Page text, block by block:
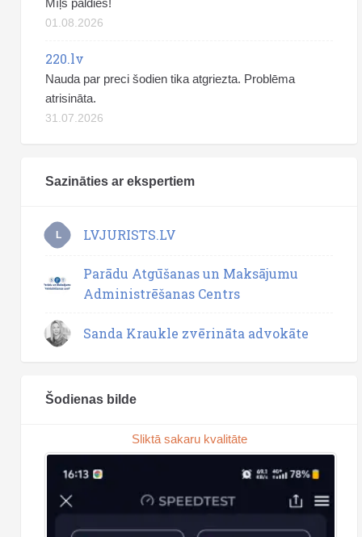
Mīļš paldies!
01.08.2026
220.lv
Nauda par preci šodien tika atgriezta. Problēma
atrisināta.
31.07.2026
Sazināties ar ekspertiem
L LVJURISTS.LV
Parādu Atgūšanas un Maksājumu
Administrēšanas Centrs
Sanda Kraukle zvērināta advokāte
Šodienas bilde
Sliktā sakaru kvalitāte